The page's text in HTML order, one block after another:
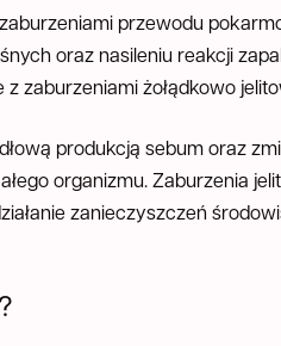
przewodu
oraz nasileniu reakcji
zaburzeniami żołądkowo
produkcją sebum oraz
organizmu. Zaburzenia
zanieczyszczeń